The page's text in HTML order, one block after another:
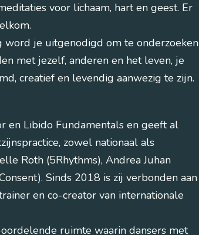
voor lichaam, hart en geest. Er
je uitgenodigd om te onderzoeken
met jezelf, anderen en het leven, je
creatief en levendig aanwezig te zijn.
en Libido Fundamentals en geeft al
zowel nationaal als
Roth (5Rhythms), Andrea Juhan
Sinds 2018 is zij verbonden aan
en co-creator van internationale
ruimte waarin dansers met